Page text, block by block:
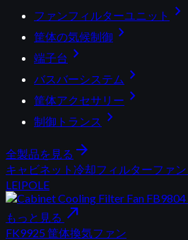
ファンフィルターユニット chevron_right
筐体の気候制御 chevron_right
端子台 chevron_right
バスバーシステム chevron_right
筐体アクセサリー chevron_right
制御トランス chevron_right
全製品を見る arrow_forward
キャビネット冷却フィルターファン
LEIPOLE
もっと見る north_east
FK9925 筐体換気ファン